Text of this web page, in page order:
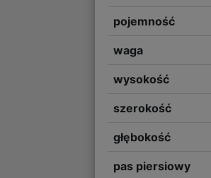
pojemność
waga
wysokość
szerokość
głębokość
pas piersiowy